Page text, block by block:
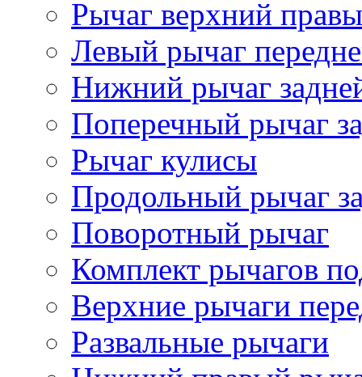
Рычаг верхний
Левый рычаг
Нижний рычаг
Поперечный рычаг
Рычаг кулисы
Продольный рычаг
Поворотный рычаг
Комплект рычагов
Верхние рычаги
Развальные рычаги